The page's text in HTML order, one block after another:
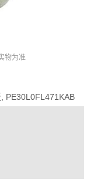
物为准
PE30L0FL471KAB